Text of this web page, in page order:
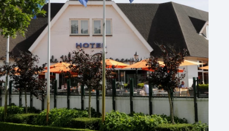
50 - 100 personen
100 - 250 personen
250 - 500 personen
500+ personen
Bijzondere locaties
Buitenlocatie
Duurzame locatie
Groene locatie
Heisessie